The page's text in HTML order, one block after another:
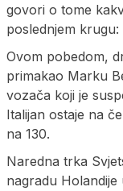
govori o tome
poslednjem krugu:
Ovom pobedom,
primakao Marku
vozača koji je
Italijan ostaje na
na 130.
Naredna trka
nagradu